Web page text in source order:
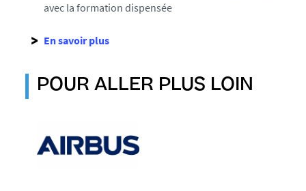
avec la formation dispensée
En savoir plus
POUR ALLER PLUS LOIN